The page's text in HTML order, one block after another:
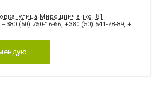
улица Мирошниченко, 81
+380 (50) 750-16-66 +380 (50) 541-78-89 +380 (95) 620-61-16